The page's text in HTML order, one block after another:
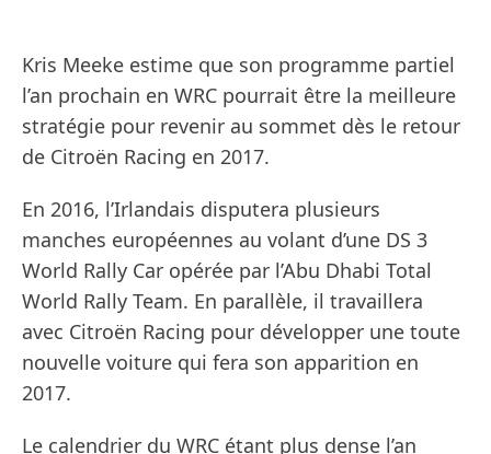
Kris Meeke estime que son programme partiel
l’an prochain en WRC pourrait être la meilleure
stratégie pour revenir au sommet dès le retour
de Citroën Racing en 2017.
En 2016, l’Irlandais disputera plusieurs
manches européennes au volant d’une DS 3
World Rally Car opérée par l’Abu Dhabi Total
World Rally Team. En parallèle, il travaillera
avec Citroën Racing pour développer une toute
nouvelle voiture qui fera son apparition en
2017.
Le calendrier du WRC étant plus dense l’an